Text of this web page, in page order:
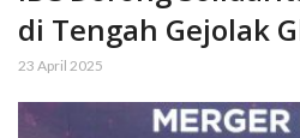
di Tengah Gejolak
23 April 2025